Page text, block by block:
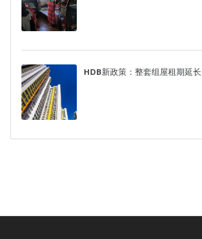
HDB新政策：整套组屋租期延长